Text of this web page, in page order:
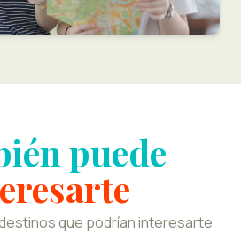
puede
que podrían interesarte